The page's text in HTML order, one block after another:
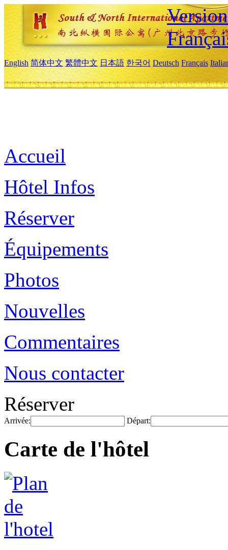
English 简体中文 繁體中文 日本語 한국어 Deutsch Français
Accueil
Hôtel Infos
Réserver
Équipements
Photos
Nouvelles
Commentaires
Nous contacter
Réserver
Arrivée: Départ:
Carte de l'hôtel